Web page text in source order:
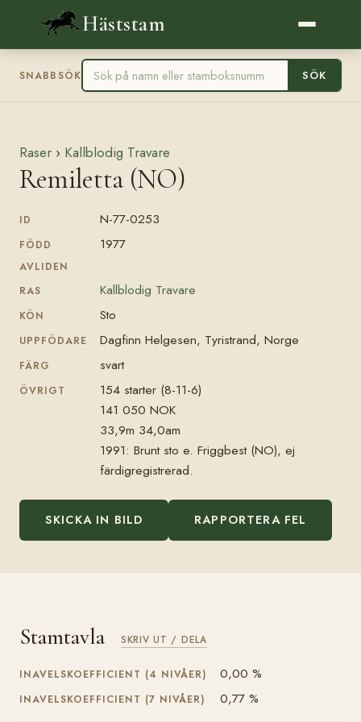
Häststam
SNABBSÖK SÖK
Raser › Kallblodig Travare
Remiletta (NO)
ID N-77-0253
FÖDD 1977
AVLIDEN
RAS
Kallblodig Travare
KÖN Sto
UPPFÖDARE Dagfinn Helgesen, Tyristrand, Norge
FÄRG svart
ÖVRIGT
154 starter (8-11-6)
141 050 NOK
33,9m 34,0am
1991: Brunt sto e. Friggbest (NO), ej
färdigregistrerad.
SKICKA IN BILD RAPPORTERA FEL
Stamtavla SKRIV UT / DELA
INAVELSKOEFFICIENT (4 NIVÅER) 0,00 %
INAVELSKOEFFICIENT (7 NIVÅER) 0,77 %